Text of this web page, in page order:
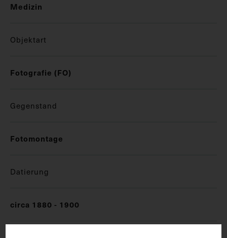
Medizin
Objektart
Fotografie (FO)
Gegenstand
Fotomontage
Datierung
circa 1880 - 1900